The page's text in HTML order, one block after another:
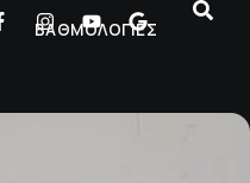
ΒΑΘΜΟΛΟΓΙΕΣ